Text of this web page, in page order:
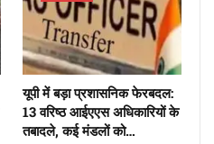
यूपी में बड़ा प्रशासनिक फेरबदल:
13 वरिष्ठ आईएएस अधिकारियों के
तबादले, कई मंडलों को…